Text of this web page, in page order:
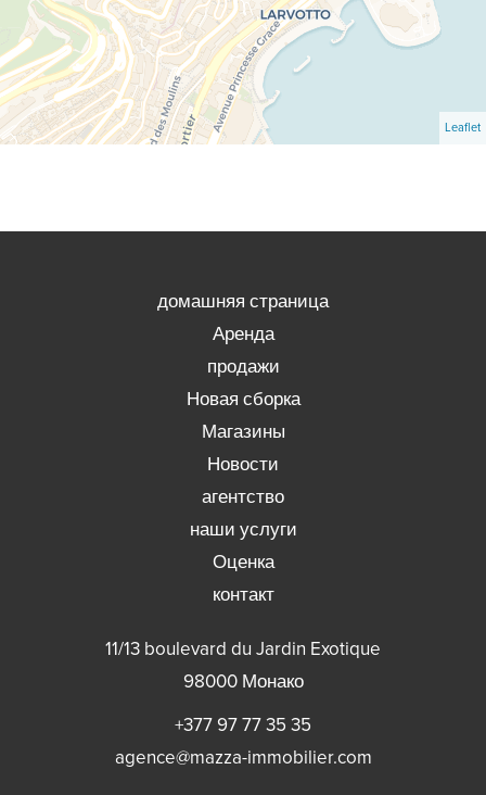
Leaflet
домашняя страница
Аренда
продажи
Новая сборка
Магазины
Новости
агентство
наши услуги
Оценка
контакт
11/13 boulevard du Jardin Exotique
98000Монако
+377 97 77 35 35
agence@mazza-immobilier.com